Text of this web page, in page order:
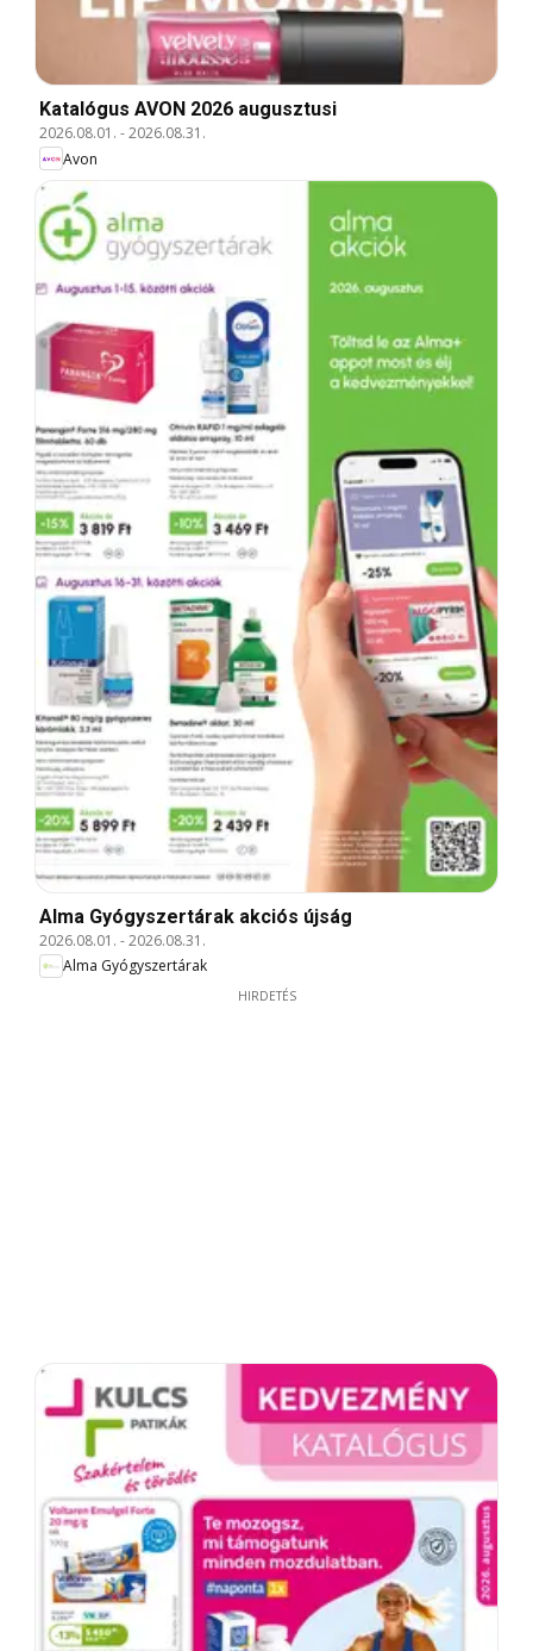
Katalógus AVON 2026 augusztusi
2026.08.01. -2026.08.31.
Avon
Alma Gyógyszertárak akciós újság
2026.08.01. -2026.08.31.
Alma Gyógyszertárak
HIRDETÉS